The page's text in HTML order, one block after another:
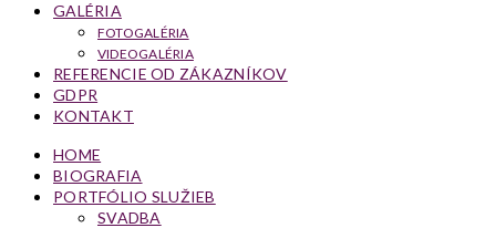
GALÉRIA
FOTOGALÉRIA
VIDEOGALÉRIA
REFERENCIE OD ZÁKAZNÍKOV
GDPR
KONTAKT
HOME
BIOGRAFIA
PORTFÓLIO SLUŽIEB
SVADBA